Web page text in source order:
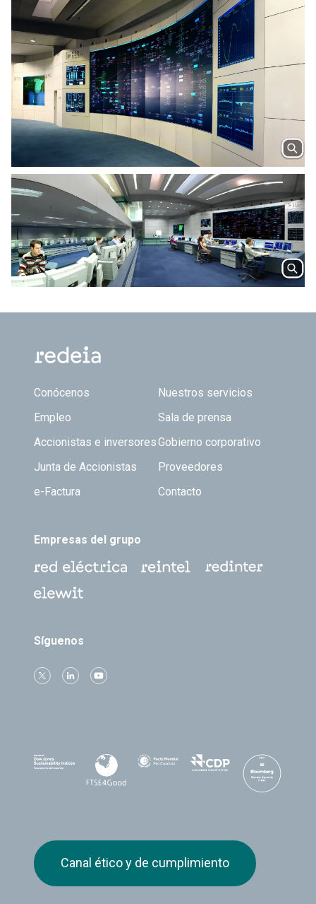
Footer TOP
Conócenos
Nuestros servicios
Empleo
Sala de prensa
Accionistas e inversoresGobierno corporativo
Junta de Accionistas
Proveedores
e-Factura
Contacto
Empresas del grupo
Síguenos
Canal ético y de cumplimiento